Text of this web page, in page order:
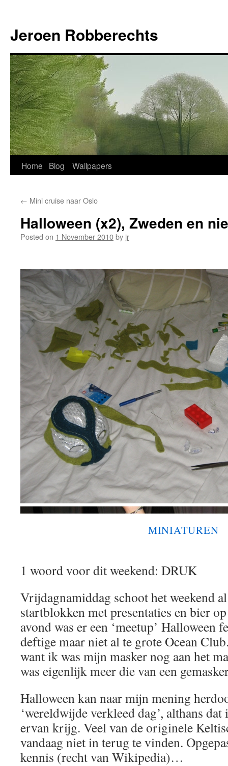
Jeroen Robberechts
Skip
content
Home Blog Wallpapers
← Mini cruise naar Oslo
Halloween (x2), Zweden en
Posted on 1 November 2010by jr
MINIATUREN
1 woord voor dit weekend: DRUK
Vrijdagnamiddag schoot het weekend
startblokken met presentaties en bier
avond was er een ‘meetup’ Halloween
deftige maar niet al te grote Ocean
want ik was mijn masker nog aan het
was eigenlijk meer die van een
Halloween kan naar mijn mening
‘wereldwijde verkleed dag’, althans
ervan krijg. Veel van de originele
vandaag niet in terug te vinden.
kennis (recht van Wikipedia)…